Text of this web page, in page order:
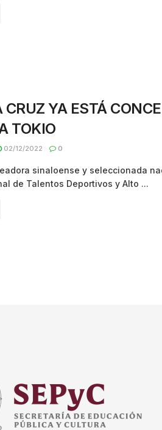
YA ESTÁ
TOKIO
02/12/2022 0
sinaloense y seleccionada
de Talentos Deportivos y Alto ...